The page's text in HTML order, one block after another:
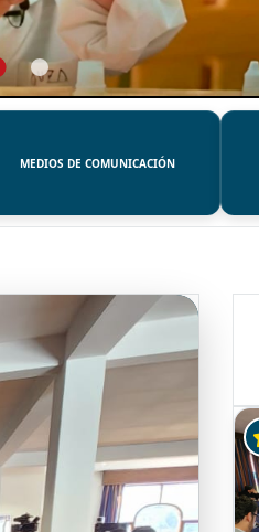
MEDIOS DE COMUNICACIÓN